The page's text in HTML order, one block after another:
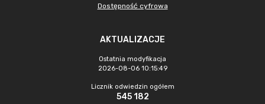
Dostępność cyfrowa
AKTUALIZACJE
Ostatnia modyfikacja
2026-08-06 10:15:49
Licznik odwiedzin ogółem
545 182